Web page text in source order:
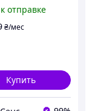
отправке
₴/мес
Купить